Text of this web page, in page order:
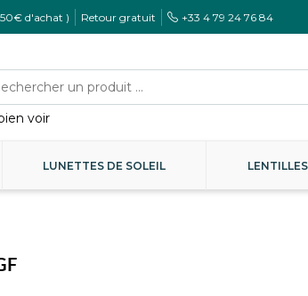
50€ d'achat ) Retour gratuit +33 4 79 24 76 84
LUNETTES DE SOLEIL